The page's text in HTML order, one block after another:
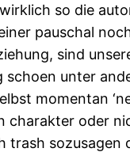
so die
pauschal
sind
schoen unter
momentan
charakter oder
trash sozusagen